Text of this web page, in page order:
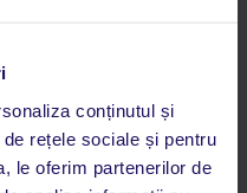
conținutul și
rețele sociale și pentru
le oferim partenerilor de
vacanțe și hoteluri, într-o
durata vacanței